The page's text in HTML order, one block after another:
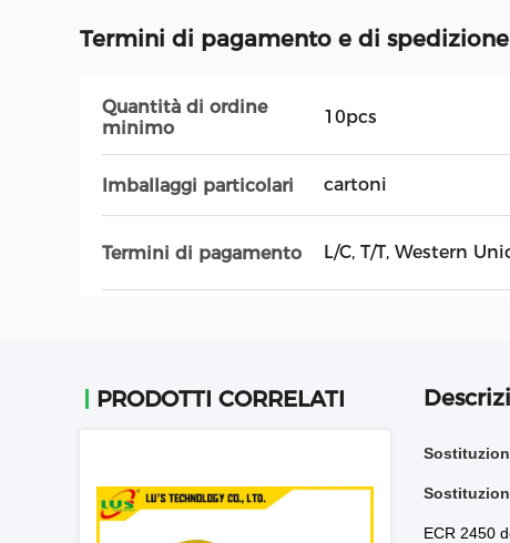
Termini di pagamento e di spedizione
Quantità di ordine
minimo
10pcs
Imballaggi particolari cartoni
Termini di pagamento L/C, T/T, Western
PRODOTTI CORRELATI
ECR 2450